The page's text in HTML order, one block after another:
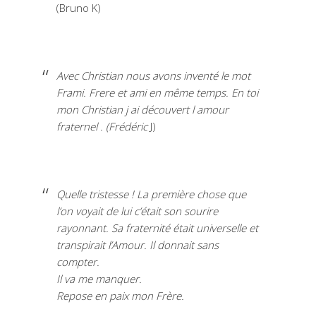
(Bruno K)
Avec Christian nous avons inventé le mot
Frami. Frere et ami en même temps. En toi
mon Christian j ai découvert l amour
fraternel . (FrédéricJ)
Quelle tristesse ! La première chose que
l’on voyait de lui c’était son sourire
rayonnant. Sa fraternité était universelle et
transpirait l’Amour. Il donnait sans
compter.
Il va me manquer.
Repose en paix mon Frère.